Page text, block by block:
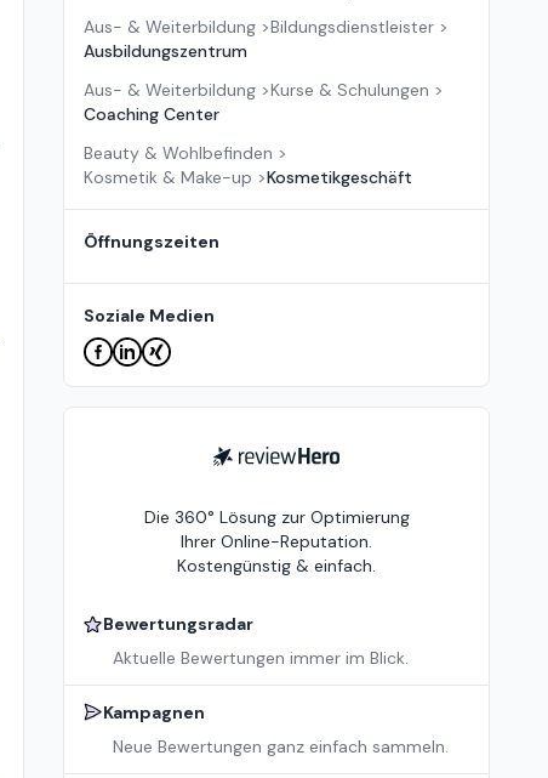
Aus- & Weiterbildung >Bildungsdienstleister >
Ausbildungszentrum
Aus- & Weiterbildung >Kurse & Schulungen >
Coaching Center
Beauty & Wohlbefinden >
Kosmetik & Make-up >Kosmetikgeschäft
Öffnungszeiten
Soziale Medien
ReviewHero
Die 360° Lösung zur Optimierung
Ihrer Online-Reputation.
Kostengünstig & einfach.
Bewertungsradar
Aktuelle Bewertungen immer im Blick.
Kampagnen
Neue Bewertungen ganz einfach sammeln.